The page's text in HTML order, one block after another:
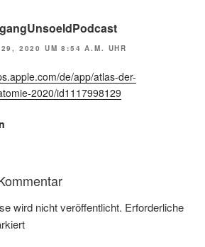
29, 2020 UM 8:54 A.M. UHR
de/app/atlas-der-
2020/id1117998129
wird nicht veröffentlicht. Erforderliche